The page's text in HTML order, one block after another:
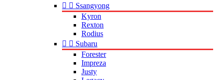
  Ssangyong
Kyron
Rexton
Rodius
  Subaru
Forester
Impreza
Justy